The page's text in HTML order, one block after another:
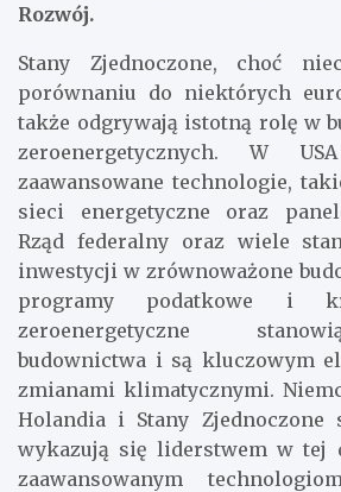
Rozwój.
Stany Zjednoczone, choć
porównaniu do niektórych
także odgrywają istotną rolę w
zeroenergetycznych. W
zaawansowane technologie,
sieci energetyczne oraz
Rząd federalny oraz wiele
inwestycji w zrównoważone
programy podatkowe i
zeroenergetyczne
budownictwa i są kluczowym
zmianami klimatycznymi.
Holandia i Stany Zjednoczone
wykazują się liderstwem w tej
zaawansowanym